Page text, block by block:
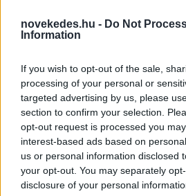
novekedes.hu - Do Not
Information
If you wish to opt-out of the sale,
processing of your personal or
targeted advertising by us, please
section to confirm your selection.
opt-out request is processed you
interest-based ads based on
us or personal information disclosed
your opt-out. You may separately
disclosure of your personal
Spanyolország között:
az egymás országából